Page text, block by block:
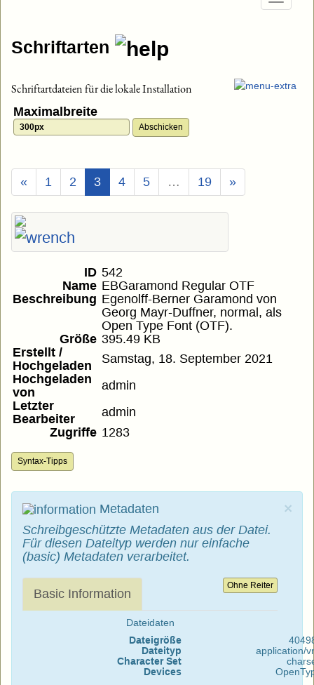
Schriftarten
Schriftartdateien für die lokale Installation
Maximalbreite
« 1 2 3(Aktuell)
4 5 … 19 »
ID 542
Name EBGaramond Regular OTF
Beschreibung Egenolff-Berner Garamond von
Georg Mayr-Duffner, normal, als
Open Type Font (OTF).
Größe 395.49 KB
Erstellt /
Hochgeladen
Samstag, 18. September 2021
Hochgeladen
von
admin
Letzter
Bearbeiter
admin
Zugriffe 1283
Syntax-Tipps
×
Metadaten
Schreibgeschützte Metadaten aus der Datei.
Für diesen Dateityp werden nur einfache
(basic) Metadaten verarbeitet.
Ohne Reiter
Basic Information
Dateidaten
Dateigröße
Dateityp
application/
Character Set
Devices